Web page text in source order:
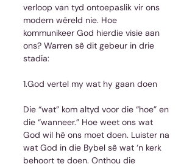
verloop van tyd ontoepaslik vir ons
modern wêreld nie. Hoe
kommunikeer God hierdie visie aan
ons? Warren sê dit gebeur in drie
stadia:
1.God vertel my wat hy gaan doen
Die “wat” kom altyd voor die “hoe” en
die “wanneer.” Hoe weet ons wat
God wil hê ons moet doen. Luister na
wat God in die Bybel sê wat ‘n kerk
behoort te doen. Onthou die